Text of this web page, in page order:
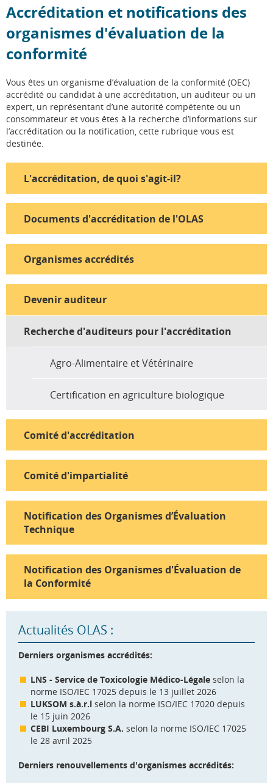
Accréditation et notifications des
organismes d'évaluation de la
conformité
Vous êtes un organisme d’évaluation de la conformité (OEC)
accrédité ou candidat à une accréditation, un auditeur ou un
expert, un représentant d’une autorité compétente ou un
consommateur et vous êtes à la recherche d’informations sur
l’accréditation ou la notification, cette rubrique vous est
destinée.
L'accréditation, de quoi s'agit-il?
Documents d'accréditation de l'OLAS
Organismes accrédités
Devenir auditeur
Recherche d'auditeurs pour l'accréditation
Agro-Alimentaire et Vétérinaire
Certification en agriculture biologique
Comité d'accréditation
Comité d'impartialité
Notification des Organismes d’Évaluation
Technique
Notification des Organismes d'Évaluation de
la Conformité
Actualités OLAS :
Derniers organismes accrédités:
LNS - Service de Toxicologie Médico-Légale selon la
norme ISO/IEC 17025 depuis le 13 juillet 2026
LUKSOM s.à.r.l selon la norme ISO/IEC 17020 depuis
le 15 juin 2026
CEBI Luxembourg S.A. selon la norme ISO/IEC 17025
le 28 avril 2025
Derniers renouvellements d'organismes accrédités: